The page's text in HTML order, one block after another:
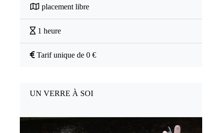
placement libre
1 heure
Tarif unique de 0 €
UN VERRE À SOI